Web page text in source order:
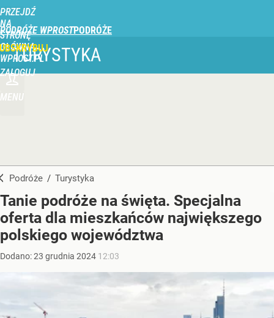
PRZEJDŹ
NA
STRONĘ
GŁÓWNĄ
WPROST.PL
PODRÓŻE WPROST
ZALOGUJ
MENU
TURYSTYKA
Podróże / Turystyka
Tanie podróże na święta. Specjalna
oferta dla mieszkańców największego
polskiego województwa
Dodano:23 grudnia 2024 12:03